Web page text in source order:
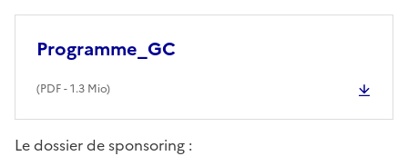
Programme_GC
(PDF- 1.3 Mio)
Le dossier de sponsoring :